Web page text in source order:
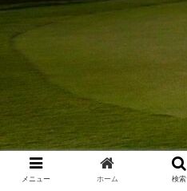
メニュー ホーム 検索